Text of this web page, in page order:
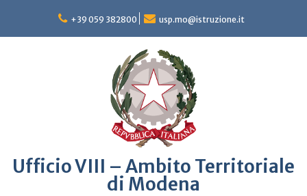
content
+39 059 382800 usp.mo@istruzione.it
Ufficio VIII – Ambito Territoriale
di Modena